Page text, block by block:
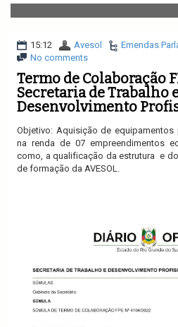
v
i
a
o
n
15:12 Avesol
Emendas
No comments
Termo de Colaboração
Secretaria de Trabalho
Desenvolvimento
Objetivo: Aquisição de
na renda de 07 empreendimentos
como, a qualificação da estrutura e
de formação da AVESOL.